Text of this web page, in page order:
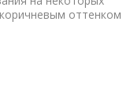
оттенком